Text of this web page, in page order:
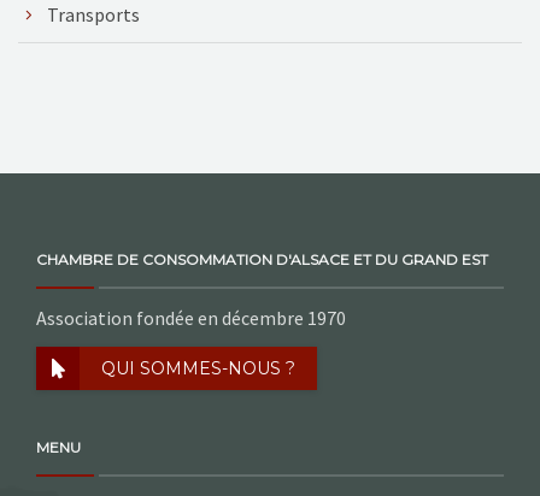
Transports
CHAMBRE DE CONSOMMATION D'ALSACE ET DU GRAND EST
Association fondée en décembre 1970
QUI SOMMES-NOUS ?
MENU